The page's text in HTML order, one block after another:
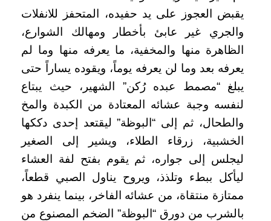
يقبض العجوز على يد حفيده، المتحفز للانفلات
والجري غير عابئ بأخطار ومهالك الشوارع،
الظاهرة منها والمخفية، ما يعرفه منها وما لم
يعرفه بعد وما لن يعرفه يوماً، ويقوده يساراً حتى
يبلغ “مصمط عبده رُكن” الشهير، حيث يبتاع
لنفسه وجبة عشائه المعتادة من الكبدة والمخ
والطحال، ثم إلى “البوظة” ليقتعد إحدى دككها
الخشبية، زرقاء الطلاء، ويشير إلى الصغير
ليجلس إلى جواره، ثم يقوم بفتح لفة العشاء
ليأكل ببطء وتلذذ، ويروح يناول الصبي قطعاً،
ممتازة منتقاة، من عشائه الفاخر، بينما ينفرد هو
بالشرب من دورق “البوظة” الضخم المصنوع من